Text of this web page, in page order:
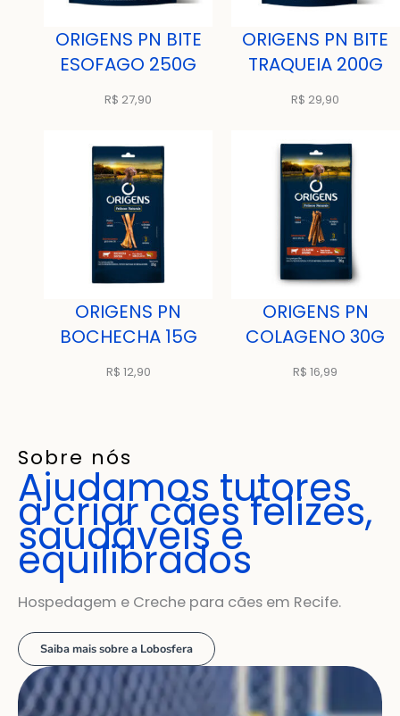
ORIGENS PN BITE
ESOFAGO 250G
R$ 27,90
ORIGENS PN BITE
TRAQUEIA 200G
R$ 29,90
ORIGENS PN
BOCHECHA 15G
R$ 12,90
ORIGENS PN
COLAGENO 30G
R$ 16,99
Sobre nós
Ajudamos tutores
a criar cães felizes,
saudáveis e
equilibrados
Hospedagem e Creche para cães em Recife.
Saiba mais sobre a Lobosfera